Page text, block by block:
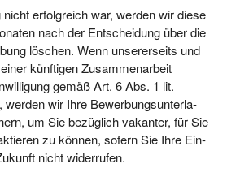
erfolg­reich war, wer­den wir die­se
nach der Ent­schei­dung über die
löschen. Wenn unse­rer­seits und
künf­ti­gen Zusam­men­ar­beit
gemäß Art. 6 Abs. 1 lit.
wer­den wir Ihre Bewer­bungs­un­ter­la­
um Sie bezüg­lich vakan­ter, für Sie
zu kön­nen, sofern Sie Ihre Ein­
nicht widerrufen.